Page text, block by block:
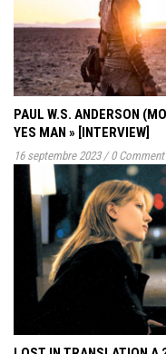
PAUL W.S. ANDERSON
YES MAN » [INTERVIEW]
16 septembre 2023 / 0 Comment